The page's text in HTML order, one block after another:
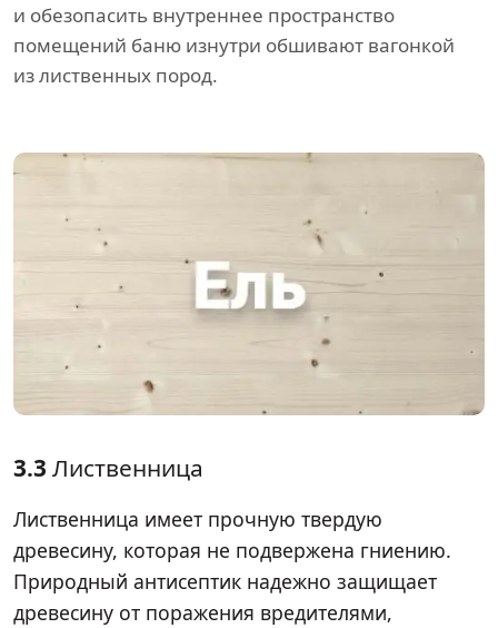
и обезопасить внутреннее пространство
помещений баню изнутри обшивают вагонкой
из лиственных пород.
3.3 Лиственница
Лиственница имеет прочную твердую
древесину, которая не подвержена гниению.
Природный антисептик надежно защищает
древесину от поражения вредителями,